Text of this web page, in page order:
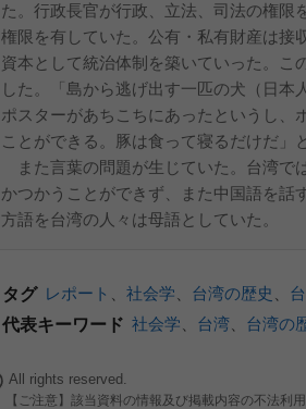
た。行政長官が行政、立法、司法の権限
権限を有していた。公有・私有財産は接
資本として統治体制を築いていった。こ
した。「島から逃げ出す一匹の犬（日
ポスターがあちこちにあったというし、
ことができる。豚は食って寝るだけだ」
また言葉の問題が生じていた。台湾で
かつかうことができず、また中国語を話
方語を台湾の人々は母語としていた。
タグ レポート 社会学 台湾の歴史
代表キーワード 社会学 台湾 台湾の
All rights reserved.
【ご注意】該当資料の情報及び掲載内容の不法利